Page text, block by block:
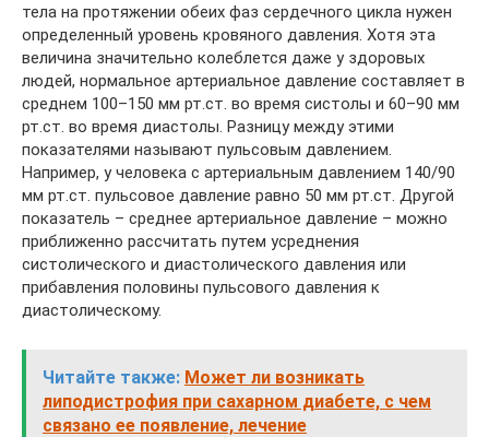
тела на протяжении обеих фаз сердечного цикла нужен
определенный уровень кровяного давления. Хотя эта
величина значительно колеблется даже у здоровых
людей, нормальное артериальное давление составляет в
среднем 100–150 мм рт.ст. во время систолы и 60–90 мм
рт.ст. во время диастолы. Разницу между этими
показателями называют пульсовым давлением.
Например, у человека с артериальным давлением 140/90
мм рт.ст. пульсовое давление равно 50 мм рт.ст. Другой
показатель – среднее артериальное давление – можно
приближенно рассчитать путем усреднения
систолического и диастолического давления или
прибавления половины пульсового давления к
диастолическому.
Читайте также: Может ли возникать
липодистрофия при сахарном диабете, с чем
связано ее появление, лечение